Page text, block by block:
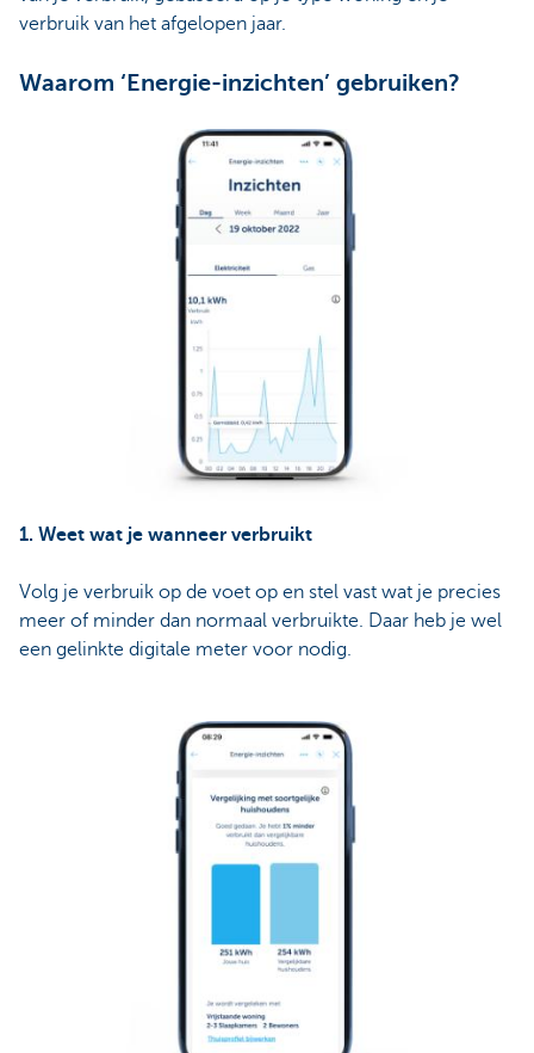
verbruik van het afgelopen jaar.
Waarom ‘Energie-inzichten’ gebruiken?
1. Weet wat je wanneer verbruikt
Volg je verbruik op de voet op en stel vast wat je precies
meer of minder dan normaal verbruikte. Daar heb je wel
een gelinkte digitale meter voor nodig.